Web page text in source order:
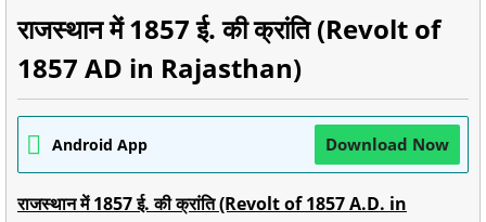
राजस्थान में 1857 ई. की क्रांति (Revolt of
1857 AD in Rajasthan)
Android App Download Now
राजस्थान में 1857 ई. की क्रांति (Revolt of 1857 A.D. in